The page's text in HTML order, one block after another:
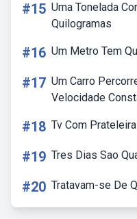
#15 Uma Tonelada
Quilogramas
#16 Um Metro Tem
#17 Um Carro
Velocidade
#18 Tv Com
#19 Tres Dias Sao
#20 Tratavam-se De